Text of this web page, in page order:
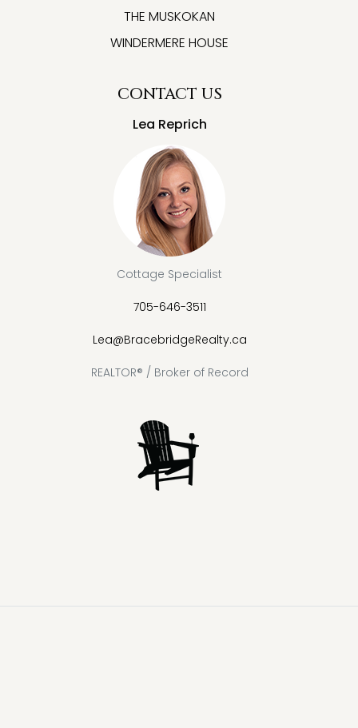
THE MUSKOKAN
WINDERMERE HOUSE
CONTACT US
Lea Reprich
Cottage Specialist
705-646-3511
Lea@BracebridgeRealty.ca
REALTOR® / Broker of Record